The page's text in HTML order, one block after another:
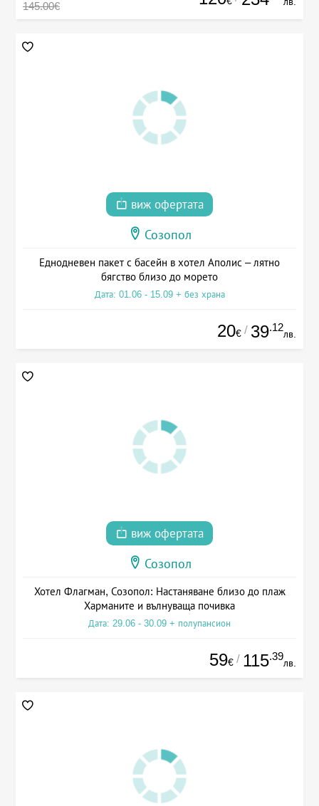
145.00€
виж офертата
Созопол
Еднодневен пакет с басейн в хотел Аполис – лятно
бягство близо до морето
Дата: 01.06 - 15.09 + без храна
20€ / 39.12
лв.
виж офертата
Созопол
Хотел Флагман, Созопол: Настаняване близо до плаж
Харманите и вълнуваща почивка
Дата: 29.06 - 30.09 + полупансион
59€ / 115.39
лв.